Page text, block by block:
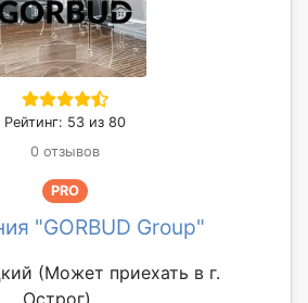
Рейтинг: 53 из 80
0 отзывов
PRO
"GORBUD Group"
(Может приехать в г.
Острог)